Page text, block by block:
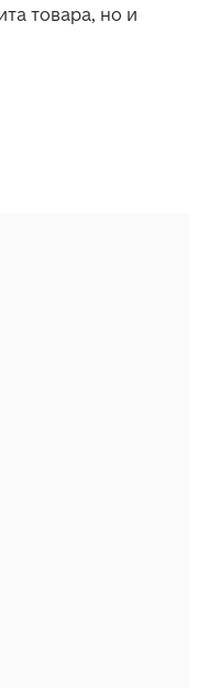
товара, но и